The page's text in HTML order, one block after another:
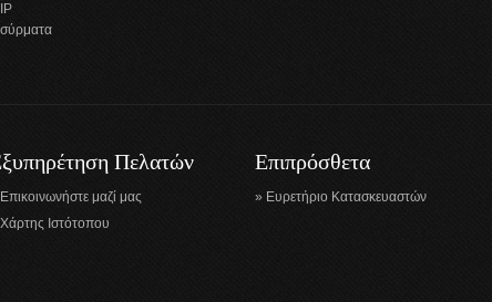
Πελατών
Επικοινωνήστε μαζί μας
Χάρτης Ιστότοπου
Επιπρόσθετα
Ευρετήριο Κατασκευαστών